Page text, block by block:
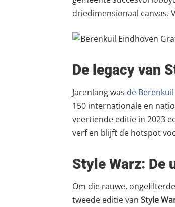
driedimensionaal canvas.
De legacy van
Jarenlang was de Berenkuil
150 internationale en
veertiende editie in 2023
verf en blijft de hotspot
Style Warz: De
Om die rauwe,
tweede editie van Style